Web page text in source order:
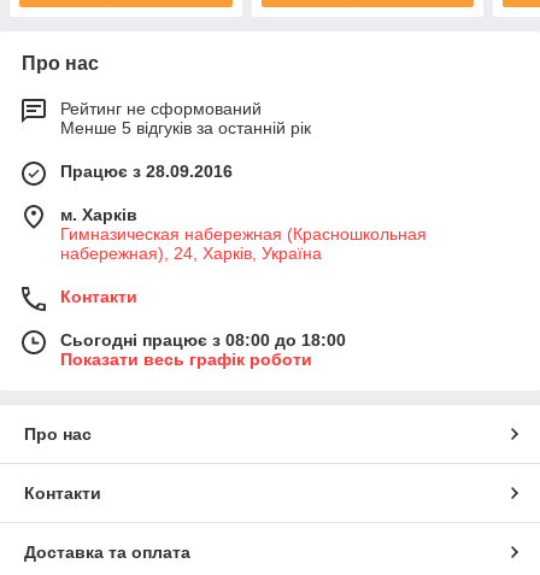
Про нас
Рейтинг не сформований
Менше 5 відгуків за останній рік
Працює з 28.09.2016
м. Харків
Гимназическая набережная (Красношкольная
набережная), 24, Харків, Україна
Контакти
Сьогодні працює з 08:00 до 18:00
Показати весь графік роботи
Про нас
Контакти
Доставка та оплата